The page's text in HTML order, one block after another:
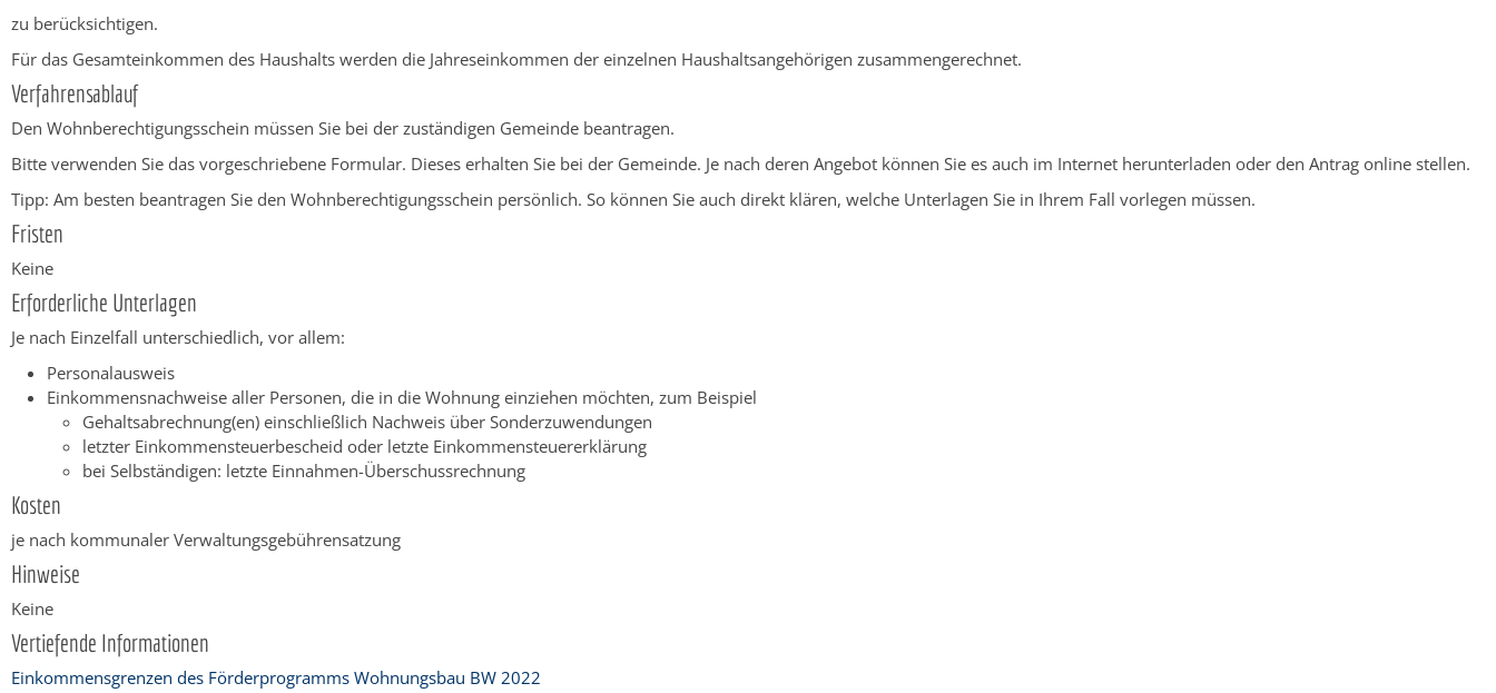
zu berücksichtigen.
Für das Gesamteinkommen des Haushalts werden die Jahreseinkommen der einzelnen Haushaltsangehörigen zusammengerechnet.
Verfahrensablauf
Den Wohnberechtigungsschein müssen Sie bei der zuständigen Gemeinde beantragen.
Bitte verwenden Sie das vorgeschriebene Formular. Dieses erhalten Sie bei der Gemeinde. Je nach deren Angebot können Sie es auch im Internet herunterladen oder den Antrag online stellen.
Tipp: Am besten beantragen Sie den Wohnberechtigungsschein persönlich. So können Sie auch direkt klären, welche Unterlagen Sie in Ihrem Fall vorlegen müssen.
Fristen
Keine
Erforderliche Unterlagen
Je nach Einzelfall unterschiedlich, vor allem:
Personalausweis
Einkommensnachweise aller Personen, die in die Wohnung einziehen möchten, zum Beispiel
Gehaltsabrechnung(en) einschließlich Nachweis über Sonderzuwendungen
letzter Einkommensteuerbescheid oder letzte Einkommensteuererklärung
bei Selbständigen: letzte Einnahmen-Überschussrechnung
Kosten
je nach kommunaler Verwaltungsgebührensatzung
Hinweise
Keine
Vertiefende Informationen
Einkommensgrenzen des Förderprogramms Wohnungsbau BW 2022